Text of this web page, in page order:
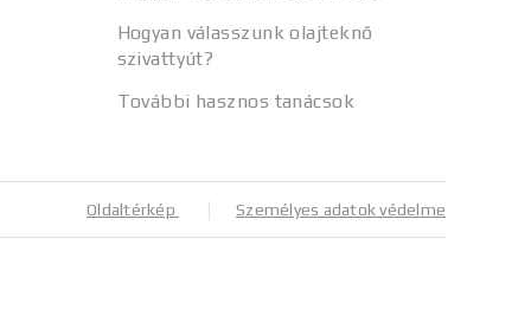
Hogyan válasszunk olajteknő
szivattyút?
További hasznos tanácsok
Oldaltérkép Személyes adatok védelme